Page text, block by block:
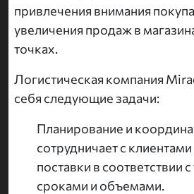
привлечения внимания
увеличения продаж в
точках.
Логистическая компания
себя следующие задачи:
Планирование и
сотрудничает с
поставки в соответствии
сроками и объемами.